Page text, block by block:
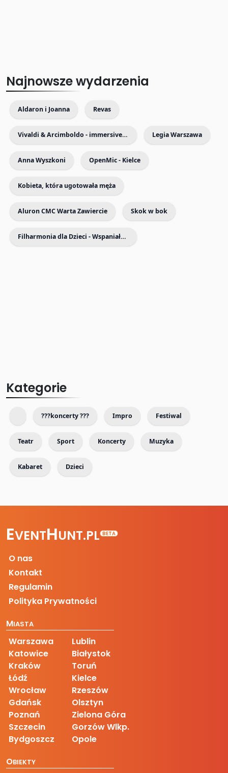
Najnowsze wydarzenia
Aldaron i Joanna Revas
Vivaldi & Arcimboldo - immersive exhibition with live music Legia Warszawa
Anna Wyszkoni OpenMic - Kielce
Kobieta, która ugotowała męża
Aluron CMC Warta Zawiercie Skok w bok
Filharmonia dla Dzieci - Wspaniałe koncerty dla Dzieci i Rodziców
Kategorie
???koncerty ??? Impro Festiwal
Teatr Sport Koncerty Muzyka
Kabaret Dzieci
EVENTHUNT.PL BETA
O nas
Kontakt
Regulamin
Polityka Prywatności
MIASTA
Warszawa
Katowice
Kraków
Łódź
Wrocław
Gdańsk
Poznań
Szczecin
Bydgoszcz
Lublin
Białystok
Toruń
Kielce
Rzeszów
Olsztyn
Zielona Góra
Gorzów Wlkp.
Opole
OBIEKTY